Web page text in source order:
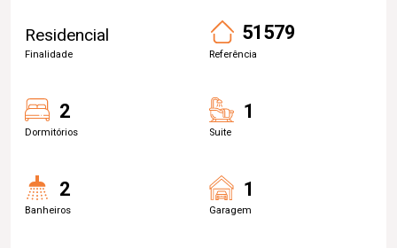
Residencial
Finalidade
51579
Referência
2
Dormitórios
1
Suite
2
Banheiros
1
Garagem